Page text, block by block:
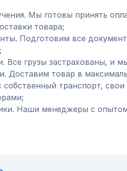
Мы готовы принять
товара;
Подготовим все
Все грузы застрахованы, и
Доставим товар в
собственный транспорт,
Наши менеджеры с